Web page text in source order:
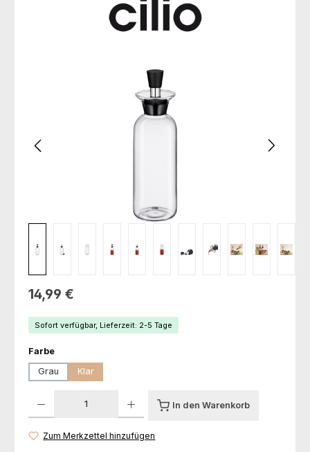
Regulärer Preis:
14,99 €
Sofort verfügbar, Lieferzeit: 2-5 Tage
Farbeauswählen
Grau
Klar
In den Warenkorb
Zum Merkzettel hinzufügen